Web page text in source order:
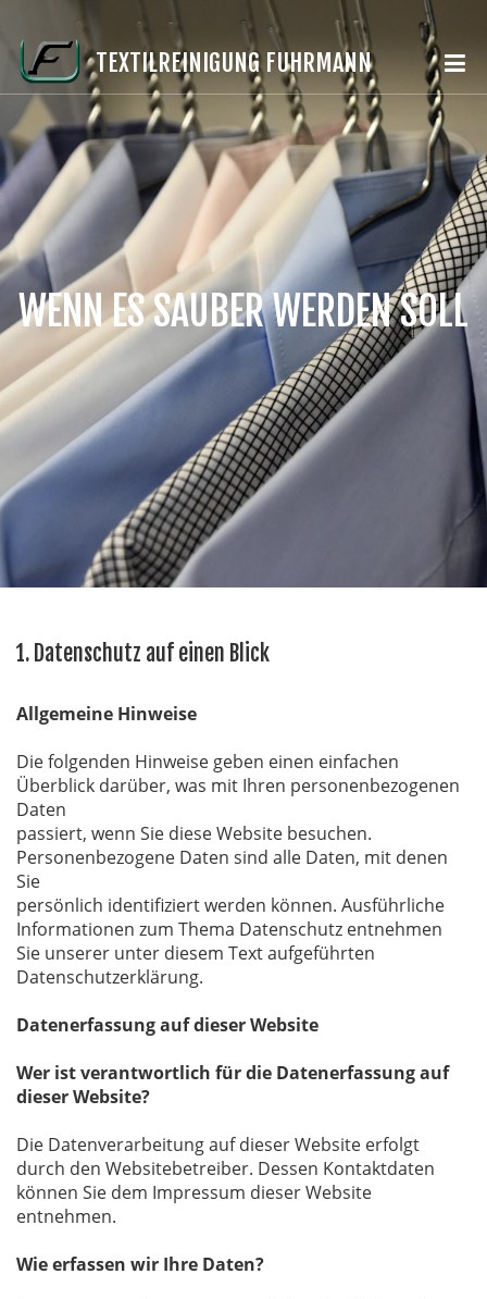
TEXTILREINIGUNG FUHRMANN
WENN ES SAUBER WERDEN SOLL
1. Datenschutz auf einen Blick
Allgemeine Hinweise
Die folgenden Hinweise geben einen einfachen
Überblick darüber, was mit Ihren personenbezogenen
Daten
passiert, wenn Sie diese Website besuchen.
Personenbezogene Daten sind alle Daten, mit denen
Sie
persönlich identifiziert werden können. Ausführliche
Informationen zum Thema Datenschutz entnehmen
Sie unserer unter diesem Text aufgeführten
Datenschutzerklärung.
Datenerfassung auf dieser Website
Wer ist verantwortlich für die Datenerfassung auf
dieser Website?
Die Datenverarbeitung auf dieser Website erfolgt
durch den Websitebetreiber. Dessen Kontaktdaten
können Sie dem Impressum dieser Website
entnehmen.
Wie erfassen wir Ihre Daten?